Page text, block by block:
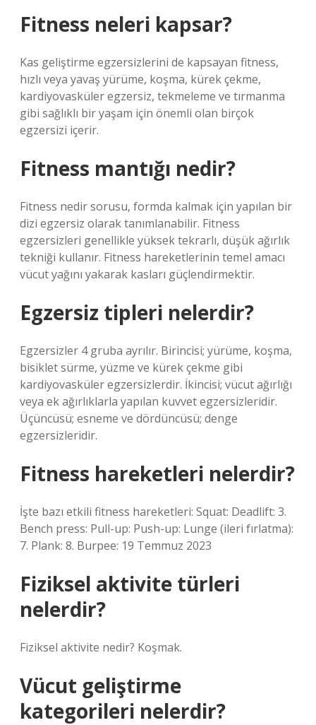
Fitness neleri kapsar?
Kas geliştirme egzersizlerini de kapsayan fitness,
hızlı veya yavaş yürüme, koşma, kürek çekme,
kardiyovasküler egzersiz, tekmeleme ve tırmanma
gibi sağlıklı bir yaşam için önemli olan birçok
egzersizi içerir.
Fitness mantığı nedir?
Fitness nedir sorusu, formda kalmak için yapılan bir
dizi egzersiz olarak tanımlanabilir. Fitness
egzersizleri genellikle yüksek tekrarlı, düşük ağırlık
tekniği kullanır. Fitness hareketlerinin temel amacı
vücut yağını yakarak kasları güçlendirmektir.
Egzersiz tipleri nelerdir?
Egzersizler 4 gruba ayrılır. Birincisi; yürüme, koşma,
bisiklet sürme, yüzme ve kürek çekme gibi
kardiyovasküler egzersizlerdir. İkincisi; vücut ağırlığı
veya ek ağırlıklarla yapılan kuvvet egzersizleridir.
Üçüncüsü; esneme ve dördüncüsü; denge
egzersizleridir.
Fitness hareketleri nelerdir?
İşte bazı etkili fitness hareketleri: Squat: Deadlift: 3.
Bench press: Pull-up: Push-up: Lunge (ileri fırlatma):
7. Plank: 8. Burpee: 19 Temmuz 2023
Fiziksel aktivite türleri
nelerdir?
Fiziksel aktivite nedir? Koşmak.
Vücut geliştirme
kategorileri nelerdir?